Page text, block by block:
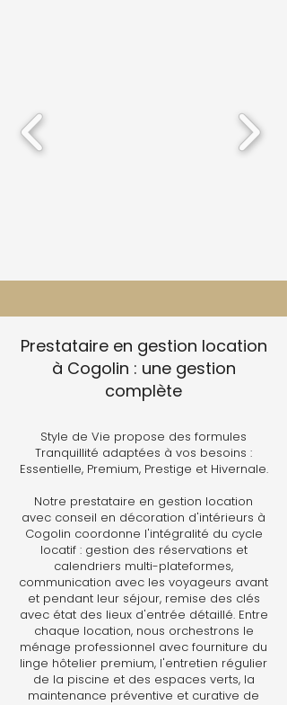
Prestataire en gestion location
à Cogolin : une gestion
complète
Style de Vie propose des formules
Tranquillité adaptées à vos besoins :
Essentielle, Premium, Prestige et Hivernale.
Notre prestataire en gestion location
avec conseil en décoration d'intérieurs à
Cogolin coordonne l'intégralité du cycle
locatif : gestion des réservations et
calendriers multi-plateformes,
communication avec les voyageurs avant
et pendant leur séjour, remise des clés
avec état des lieux d'entrée détaillé. Entre
chaque location, nous orchestrons le
ménage professionnel avec fourniture du
linge hôtelier premium, l'entretien régulier
de la piscine et des espaces verts, la
maintenance préventive et curative de